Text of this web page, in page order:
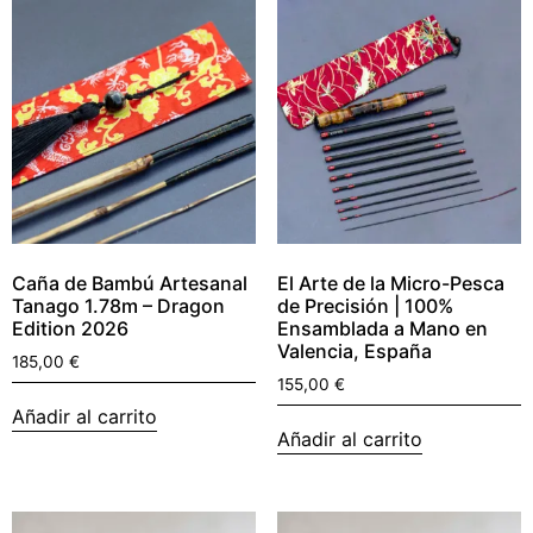
Caña de Bambú Artesanal
Tanago 1.78m – Dragon
Edition 2026
185,00 €
Añadir al carrito
El Arte de la Micro-Pesca
de Precisión | 100%
Ensamblada a Mano en
Valencia, España
155,00 €
Añadir al carrito